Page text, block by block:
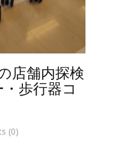
店舗内探検
歩行器コ
(0)